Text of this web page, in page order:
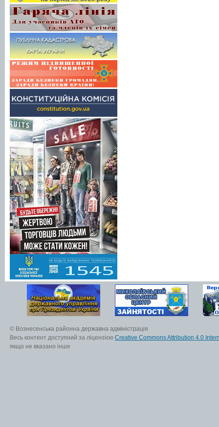
© Вознесенська районна державна адміністрація
Весь контент доступний за ліцензією Creative Commons Attribution 4.0
якщо не вказано інше